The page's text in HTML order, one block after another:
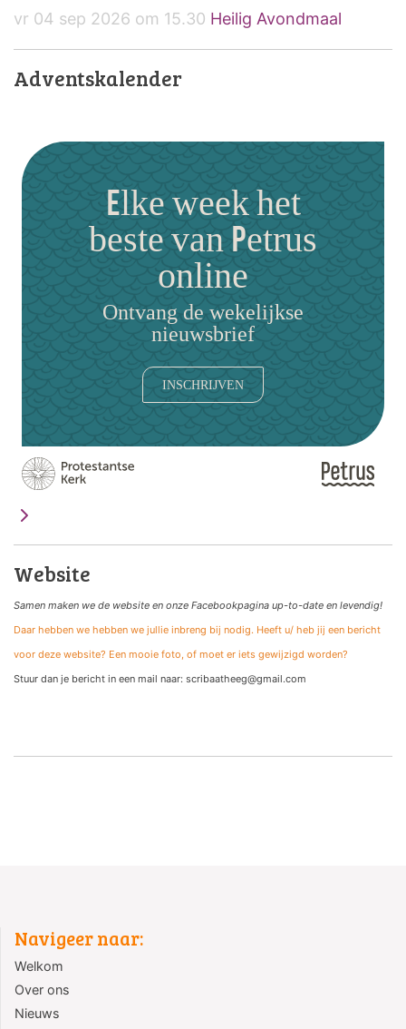
vr 04 sep 2026 om 15.30 Heilig Avondmaal
Adventskalender
Elke week het
beste van Petrus
online
Ontvang de wekelijkse
nieuwsbrief
INSCHRIJVEN
Website
Samen maken we de website en onze Facebookpagina up-to-date en levendig!
Daar hebben we hebben we jullie inbreng bij nodig. Heeft u/ heb jij een bericht
voor deze website? Een mooie foto, of moet er iets gewijzigd worden?
Stuur dan je bericht in een mail naar: scribaatheeg@gmail.com
Navigeer naar:
Welkom
Over ons
Nieuws